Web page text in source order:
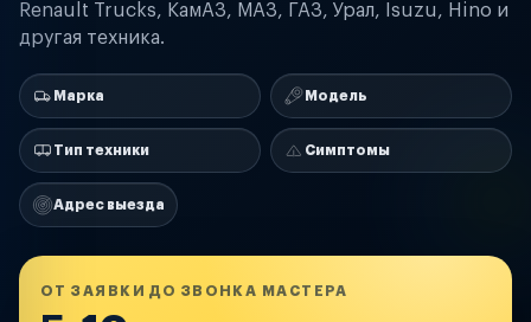
Renault Trucks, КамАЗ, МАЗ, ГАЗ, Урал, Isuzu, Hino и
другая техника.
Марка Модель
Тип техники Симптомы
Адрес выезда
ОТ ЗАЯВКИ ДО ЗВОНКА МАСТЕРА